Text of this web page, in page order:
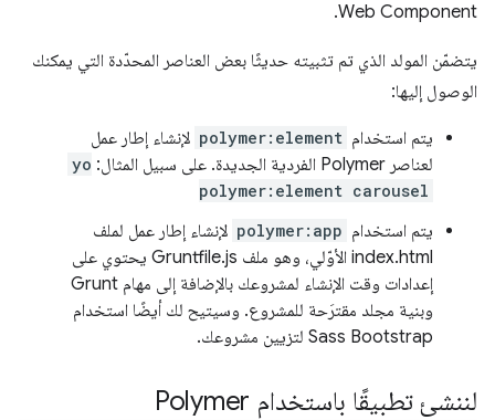
Web Component.
يتضمّن المولد الذي تم تثبيته حديثًا بعض العناصر المحدّدة التي يمكنك
الوصول إليها:
يتم استخدام polymer:element لإنشاء إطار عمل
لعناصر Polymer الفردية الجديدة. على سبيل المثال:
yo
polymer:element carousel
يتم استخدام polymer:app لإنشاء إطار عمل لملف
index.html الأوّلي، وهو ملف Gruntfile.js يحتوي على
إعدادات وقت الإنشاء لمشروعك بالإضافة إلى مهام Grunt
وبنية مجلد مقترَحة للمشروع. وسيتيح لك أيضًا استخدام
Sass Bootstrap لتزيين مشروعك.
لننشئ تطبيقًا باستخدام Polymer